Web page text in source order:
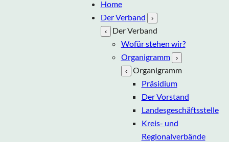
Home
Der Verband
›
‹
Der Verband
Wofür stehen wir?
Organigramm
›
‹
Organigramm
Präsidium
Der Vorstand
Landesgeschäftsstelle
Kreis- und
Regionalverbände